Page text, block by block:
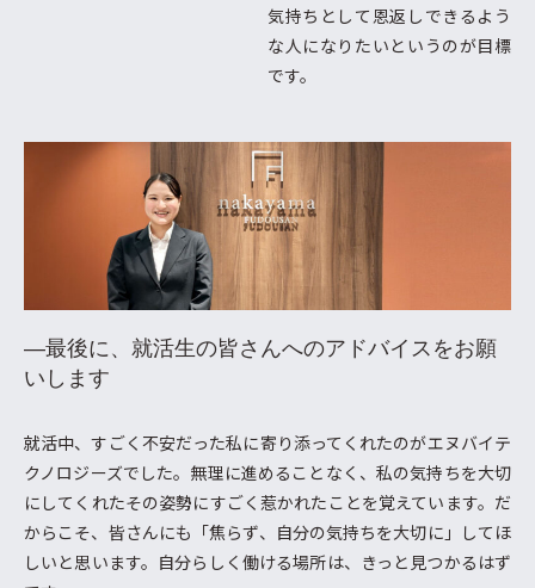
気持ちとして恩返しできるよう
な人になりたいというのが目標
です。
―最後に、就活生の皆さんへのアドバイスをお願
いします
就活中、すごく不安だった私に寄り添ってくれたのがエヌバイテ
クノロジーズでした。無理に進めることなく、私の気持ちを大切
にしてくれたその姿勢にすごく惹かれたことを覚えています。だ
からこそ、皆さんにも「焦らず、自分の気持ちを大切に」してほ
しいと思います。自分らしく働ける場所は、きっと見つかるはず